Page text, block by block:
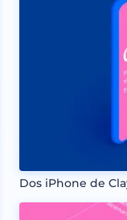
Dos iPhone de